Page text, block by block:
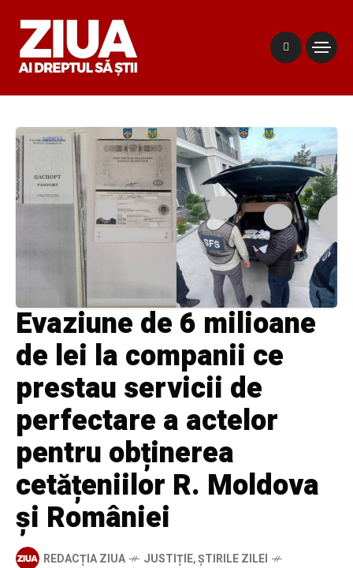
Evaziune de 6 milioane
de lei la companii ce
prestau servicii de
perfectare a actelor
pentru obținerea
cetățeniilor R. Moldova
și României
REDACȚIA ZIUA JUSTIȚIE,ȘTIRILE ZILEI